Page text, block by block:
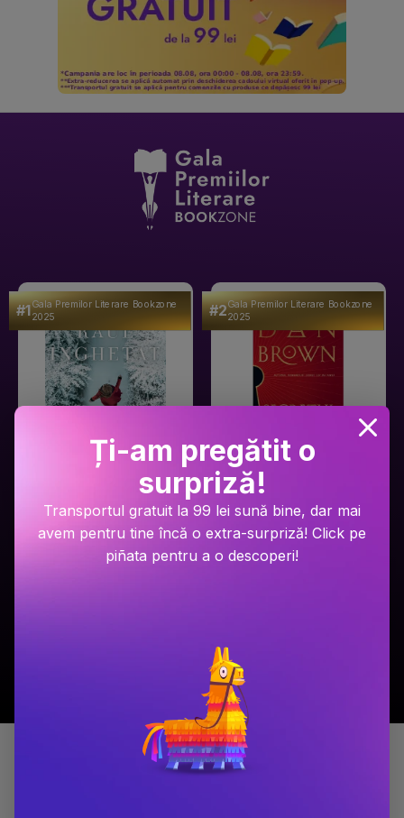
#1Gala Premilor Literare Bookzone
2025
Ariel Lawhon
Râul Înghețat
PRP: 59.9 Lei
#2Gala Premilor Literare Bookzone
2025
Secretul secretelor
PRP: 129 Lei
Ți-am pregătit o
surpriză!
Transportul gratuit la 99 lei sună bine, dar mai
avem pentru tine încă o extra-surpriză! Click pe
piñata pentru a o descoperi!